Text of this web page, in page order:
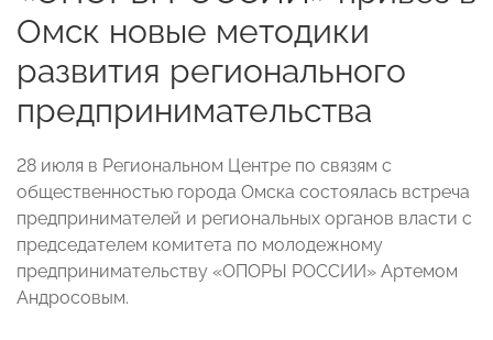
Омск новые методики
развития регионального
предпринимательства
28 июля в Региональном Центре по связям с
общественностью города Омска состоялась встреча
предпринимателей и региональных органов власти с
председателем комитета по молодежному
предпринимательству «ОПОРЫ РОССИИ» Артемом
Андросовым.